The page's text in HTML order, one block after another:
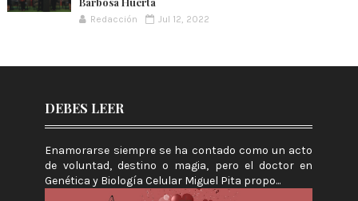
Redacción Jul 12, 2022
DEBES LEER
Enamorarse siempre se ha contado como un acto
de voluntad, destino o magia, pero el doctor en
Genética y Biología Celular Miguel Pita propo...